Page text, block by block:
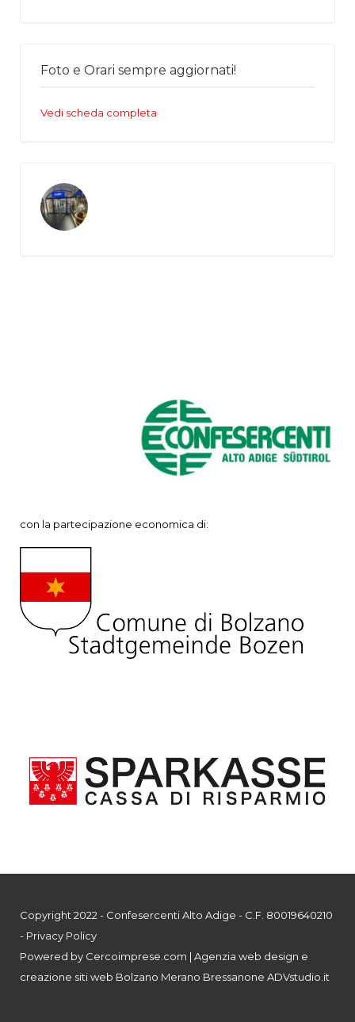
Foto e Orari sempre aggiornati!
Vedi scheda completa
con la partecipazione economica di:
Copyright 2022 - Confesercenti Alto Adige - C.F. 80019640210
- Privacy Policy
Powered by Cercoimprese.com | Agenzia web design e
creazione siti web Bolzano Merano Bressanone ADVstudio.it